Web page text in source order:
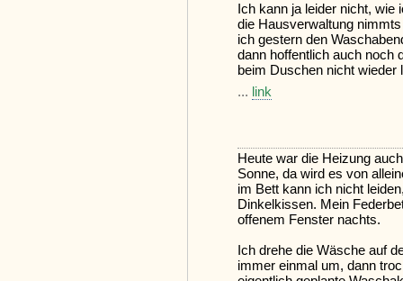
Ich kann ja leider nicht, wie
die Hausverwaltung
ich gestern den
dann hoffentlich auch noch
beim Duschen nicht
... link
Heute war die Heizung
Sonne, da wird es von
im Bett kann ich nicht
Dinkelkissen. Mein
offenem Fenster nachts.
Ich drehe die Wäsche auf
immer einmal um, dann